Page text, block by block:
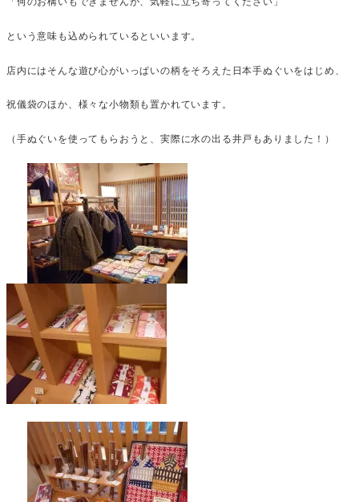
という意味も込められているといいます。
店内にはそんな遊び心がいっぱいの柄をそろえた日本手ぬぐいをはじめ、
祝儀袋のほか、様々な小物類も置かれています。
（手ぬぐいを使ってもらおうと、実際に水の出る井戸もありました！）